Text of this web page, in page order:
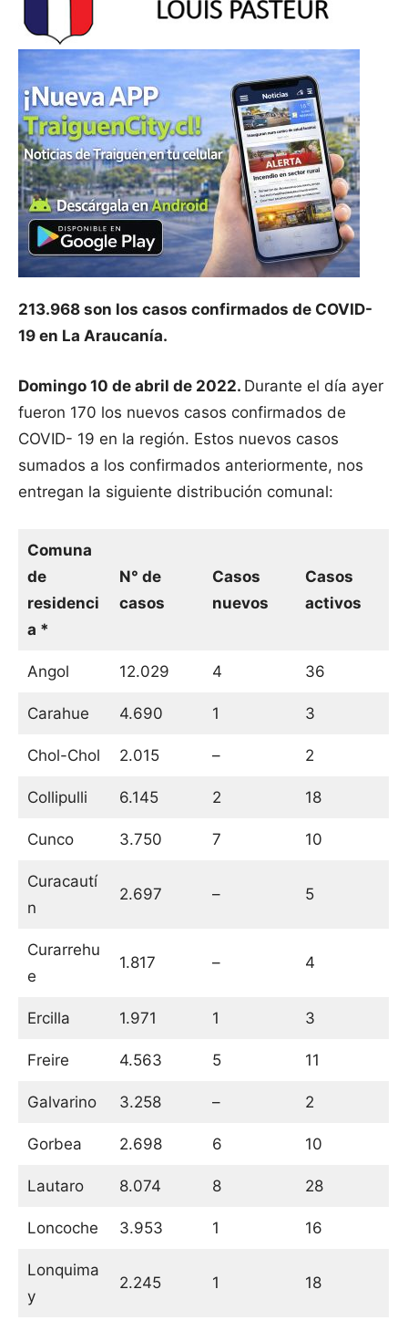
213.968 son los casos confirmados de COVID-
19 en La Araucanía.
Domingo 10 de abril de 2022. Durante el día ayer
fueron 170 los nuevos casos confirmados de
COVID- 19 en la región. Estos nuevos casos
sumados a los confirmados anteriormente, nos
entregan la siguiente distribución comunal:
Comuna
de
residenci
a *
N° de
casos
Casos
nuevos
Casos
activos
Angol 12.029 4 36
Carahue 4.690 1 3
Chol-Chol 2.015 – 2
Collipulli 6.145 2 18
Cunco 3.750 7 10
Curacautí
n
2.697 – 5
Curarrehu
e
1.817 – 4
Ercilla 1.971 1 3
Freire 4.563 5 11
Galvarino 3.258 – 2
Gorbea 2.698 6 10
Lautaro 8.074 8 28
Loncoche 3.953 1 16
Lonquima
y
2.245 1 18